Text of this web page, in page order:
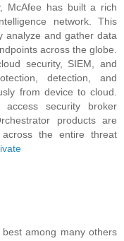
McAfee has built a rich
network. This
analyze and gather data
across the globe.
security, SIEM, and
detection, and
from device to cloud.
security broker
products are
the entire threat
among many others